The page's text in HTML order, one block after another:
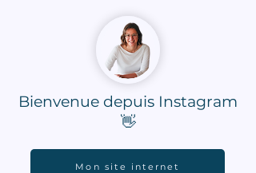
Bienvenue depuis Instagram
👋
Mon site internet